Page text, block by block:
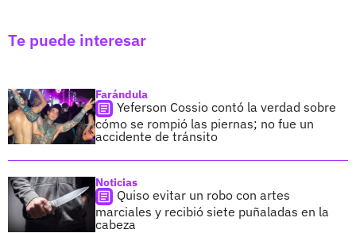
Te puede interesar
Farándula
Yeferson Cossio contó la verdad sobre
cómo se rompió las piernas; no fue un
accidente de tránsito
Noticias
Quiso evitar un robo con artes
marciales y recibió siete puñaladas en la
cabeza